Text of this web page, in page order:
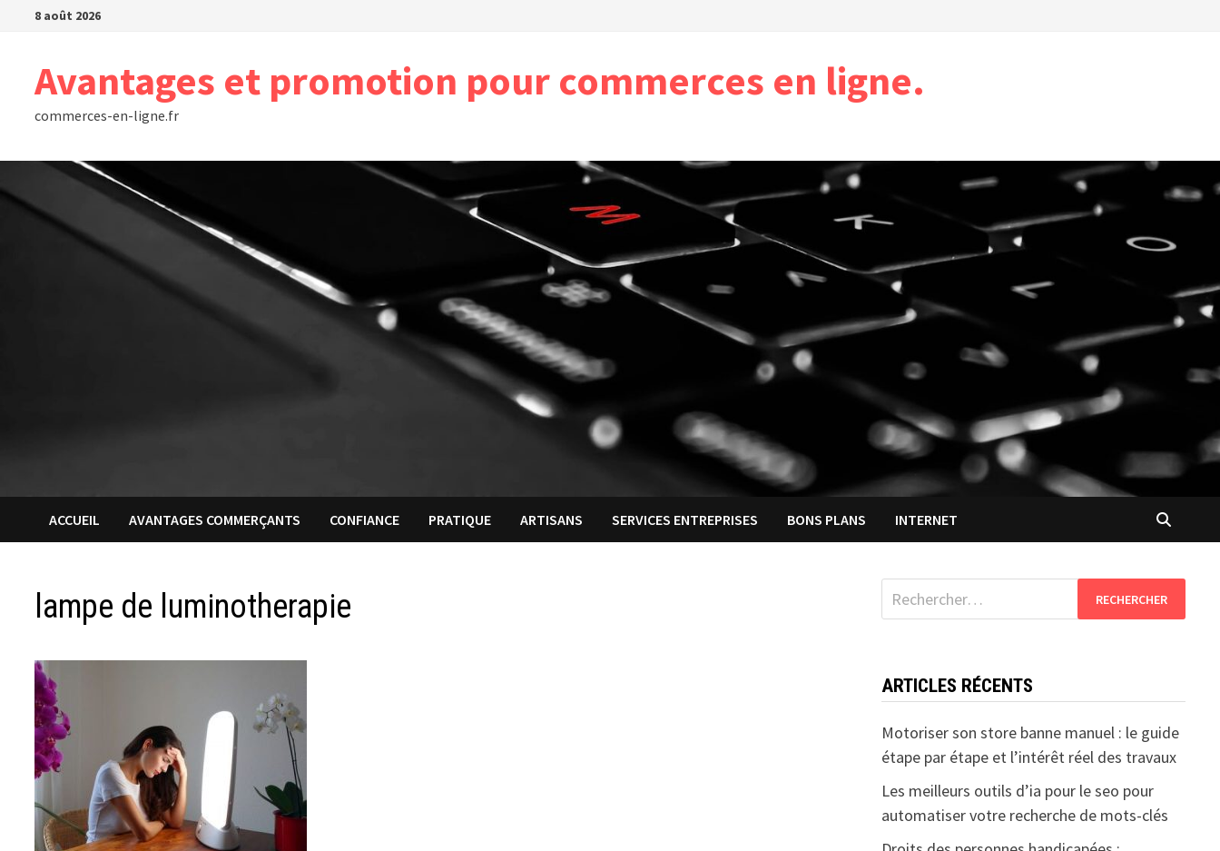
Passer8 août 2026
Avantages et promotion pour commerces en ligne.
commerces-en-ligne.fr
ACCUEIL AVANTAGES COMMERÇANTS CONFIANCE PRATIQUE ARTISANS SERVICES ENTREPRISES BONS PLANS INTERNET
lampe de luminotherapie Rechercher :
ARTICLES RÉCENTS
Motoriser son store banne manuel : le guide
étape par étape et l’intérêt réel des travaux
Les meilleurs outils d’ia pour le seo pour
automatiser votre recherche de mots-clés